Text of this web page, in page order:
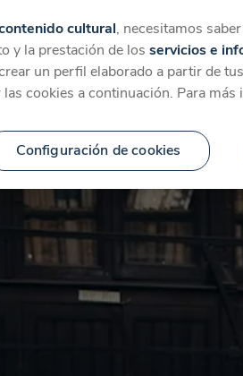
Categorías Favoritos
cultural, necesitamos
y la prestación de los servicios e
un perfil elaborado a partir de
cookies a continuación. Para
Configuración de cookies